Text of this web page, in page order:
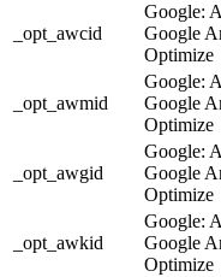
_opt_awcid
Google:
Google
Optimize
_opt_awmid
Google:
Google
Optimize
_opt_awgid
Google:
Google
Optimize
_opt_awkid
Google:
Google
Optimize